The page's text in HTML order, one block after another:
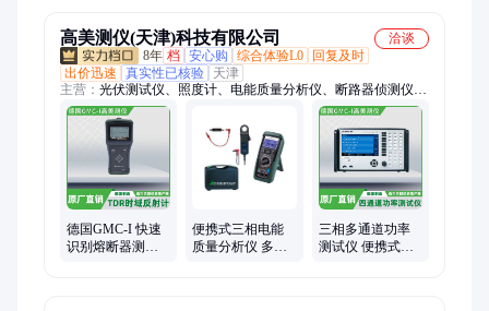
高美测仪(天津)科技有限公司
洽谈
8年 档 安心购 综合体验L0
回复及时
出价迅速
真实性已核验
天津
主营： 光伏测试仪、照度计、电能质量分析仪、断路器侦测仪、
分光辐射照度计、在线电能质量监控装置、光伏IV曲线测试仪、
电流传感器、医疗安规测试仪、安规测试仪、在线电能质量监
控、万用表、绝缘电阻测试仪、泄露电流测试仪、接地电阻测试
仪、亮度计、患者模拟器、耐压测试仪、可编程直流电源、高频
电刀分析仪、功率分析仪、注射泵测试仪、除颤测试仪、色彩照
度计、1500V光伏IV、光伏绝缘测试仪
德国GMC-I 快速
识别熔断器测试
便携式三相电能
质量分析仪 多功
三相多通道功率
测试仪 便携式功